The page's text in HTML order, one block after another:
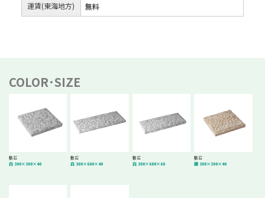
運賃(東海地方)
無料
COLOR･SIZE
敷石
白 300×300×40
敷石
白 300×600×40
敷石
白 300×600×60
敷石
錆 300×300×40